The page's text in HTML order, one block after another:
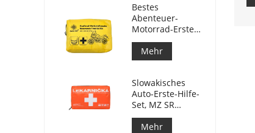
Bestes
Abenteuer-
Motorrad-Erste-
Hilfe-Set für
Motorradfahrer
Mehr
Slowakisches
Auto-Erste-Hilfe-
Set, MZ SR
č.143/2009
Mehr